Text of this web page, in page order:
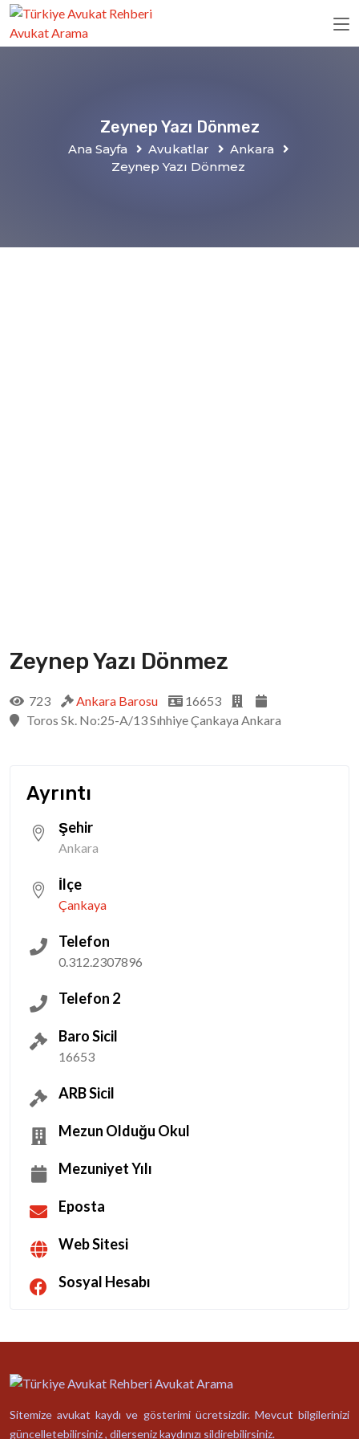
Zeynep Yazı Dönmez
Ana Sayfa Avukatlar
Ankara
Zeynep Yazı Dönmez
Zeynep Yazı Dönmez
723 Ankara Barosu
16653
Toros Sk. No:25-A/13 Sıhhiye Çankaya Ankara
Ayrıntı
Şehir
Ankara
İlçe
Çankaya
Telefon
0.312.2307896
Telefon 2
Baro Sicil
16653
ARB Sicil
Mezun Olduğu Okul
Mezuniyet Yılı
Eposta
Web Sitesi
Sosyal Hesabı
Sitemize avukat kaydı ve gösterimi ücretsizdir. Mevcut bilgilerinizi
güncelletebilirsiniz , dilerseniz kaydınızı sildirebilirsiniz.